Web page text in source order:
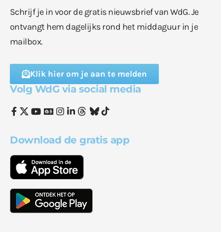
Schrijf je in voor de gratis nieuwsbrief van WdG. Je
ontvangt hem dagelijks rond het middaguur in je
mailbox.
Klik hier om je aan te melden
Volg WdG via social media
Download de gratis app